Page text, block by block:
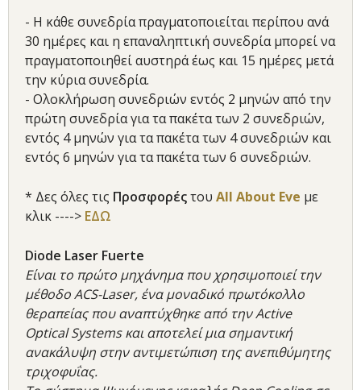
- Η κάθε συνεδρία πραγματοποιείται περίπου ανά
30 ημέρες και η επαναληπτική συνεδρία μπορεί να
πραγματοποιηθεί αυστηρά έως και 15 ημέρες μετά
την κύρια συνεδρία.
- Ολοκλήρωση συνεδριών εντός 2 μηνών από την
πρώτη συνεδρία για τα πακέτα των 2 συνεδριών,
εντός 4 μηνών για τα πακέτα των 4 συνεδριών και
εντός 6 μηνών για τα πακέτα των 6 συνεδριών.
* Δες όλες τις Προσφορέςτου All About Eve με
κλικ ----> ΕΔΩ
Diode Laser Fuerte
Είναι το πρώτο μηχάνημα που χρησιμοποιεί την
μέθοδο ACS-Laser, ένα μοναδικό πρωτόκολλο
θεραπείας που αναπτύχθηκε από την Active
Optical Systems και αποτελεί μια σημαντική
ανακάλυψη στην αντιμετώπιση της ανεπιθύμητης
τριχοφυΐας.